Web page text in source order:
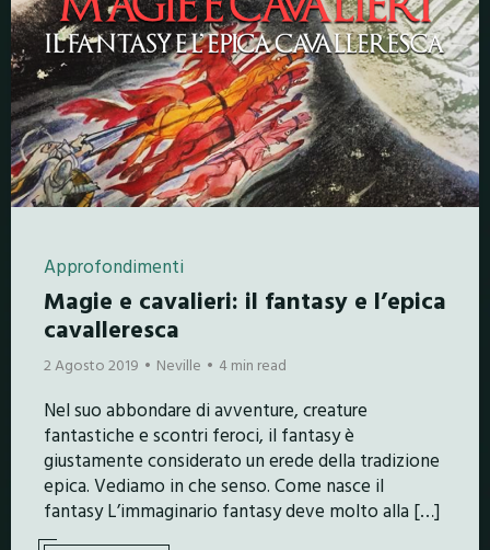
Approfondimenti
Magie e cavalieri: il fantasy e l’epica
cavalleresca
2 Agosto 2019 Neville 4 min read
Nel suo abbondare di avventure, creature
fantastiche e scontri feroci, il fantasy è
giustamente considerato un erede della tradizione
epica. Vediamo in che senso. Come nasce il
fantasy L’immaginario fantasy deve molto alla […]